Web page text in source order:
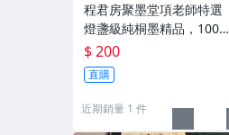
程君房聚墨堂項老師特選
燈盞級純桐墨精品，100克
以上，檀香墨質細膩黑亮
藍紫光放 檢驗嚴選推薦 燈
盞級墨 放藍紫光 檢驗嚴選
$ 200
直購
近期銷量 1 件